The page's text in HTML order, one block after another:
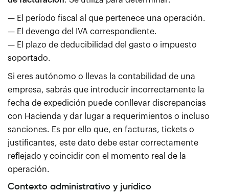
— El período fiscal al que pertenece una operación.
— El devengo del IVA correspondiente.
— El plazo de deducibilidad del gasto o impuesto
soportado.
Si eres autónomo o llevas la contabilidad de una
empresa, sabrás que introducir incorrectamente la
fecha de expedición puede conllevar discrepancias
con Hacienda y dar lugar a requerimientos o incluso
sanciones. Es por ello que, en facturas, tickets o
justificantes, este dato debe estar correctamente
reflejado y coincidir con el momento real de la
operación.
Contexto administrativo y jurídico